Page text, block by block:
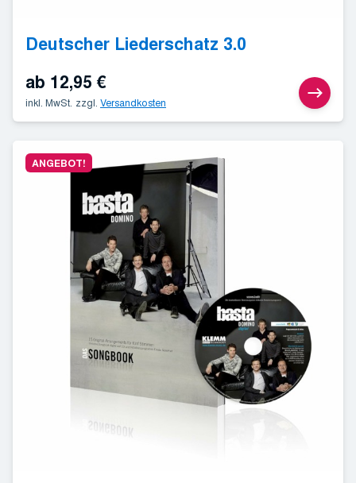
Deutscher Liederschatz 3.0
ab 12,95 €
inkl. MwSt. zzgl. Versandkosten
ANGEBOT!